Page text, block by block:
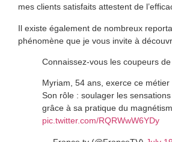
mes clients satisfaits attestent de
Il existe également de nombreux
phénomène que je vous invite à
Connaissez-vous les coupeurs
Myriam, 54 ans, exerce ce métier
Son rôle : soulager les
grâce à sa pratique du
pic.twitter.com/RQRWwW6YDy